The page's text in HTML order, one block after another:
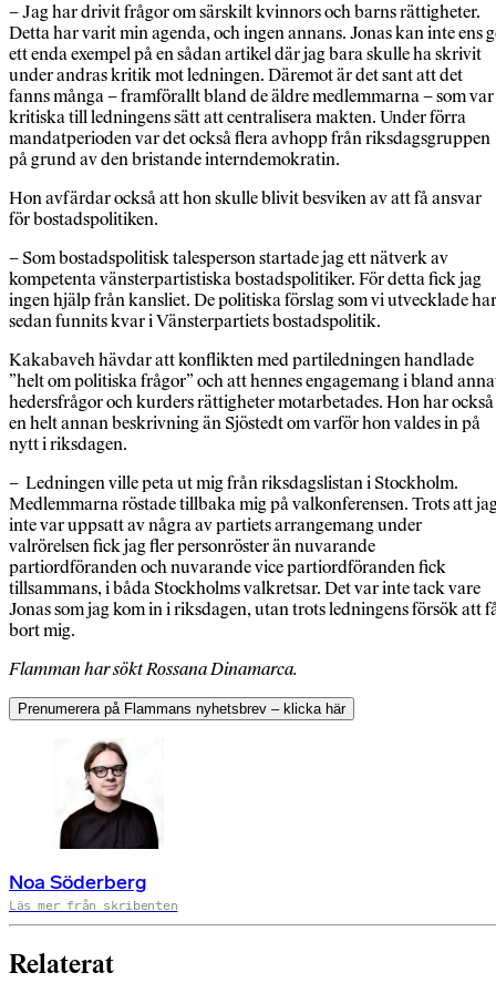
–Jag har drivit frågor om särskilt kvinnors och barns rättigheter.
Detta har varit min agenda, och ingen annans. Jonas kan inte ens
ett enda exempel på en sådan artikel där jag bara skulle ha skrivit
under andras kritik mot ledningen. Däremot är det sant att det
fanns många – framförallt bland de äldre medlemmarna – som var
kritiska till ledningens sätt att centralisera makten. Under förra
mandatperioden var det också flera avhopp från riksdagsgruppen
på grund av den bristande interndemokratin.
Hon avfärdar också att hon skulle blivit besviken av att få ansvar
för bostadspolitiken.
– Som bostadspolitisk talesperson startade jag ett nätverk av
kompetenta vänsterpartistiska bostadspolitiker. För detta fick jag
ingen hjälp från kansliet. De politiska förslag som vi utvecklade har
sedan funnits kvar i Vänsterpartiets bostadspolitik.
Kakabaveh hävdar att konflikten med partiledningen handlade
”helt om politiska frågor” och att hennes engagemang i bland
hedersfrågor och kurders rättigheter motarbetades. Hon har också
en helt annan beskrivning än Sjöstedt om varför hon valdes in på
nytt i riksdagen.
– Ledningen ville peta ut mig från riksdagslistan i Stockholm.
Medlemmarna röstade tillbaka mig på valkonferensen. Trots att
inte var uppsatt av några av partiets arrangemang under
valrörelsen fick jag fler personröster än nuvarande
partiordföranden och nuvarande vice partiordföranden fick
tillsammans, i båda Stockholms valkretsar. Det var inte tack vare
Jonas som jag kom in i riksdagen, utan trots ledningens försök att
bort mig.
Flamman har sökt Rossana Dinamarca.
Prenumerera på Flammans nyhetsbrev – klicka här
Noa Söderberg
Läs mer från skribenten
Relaterat